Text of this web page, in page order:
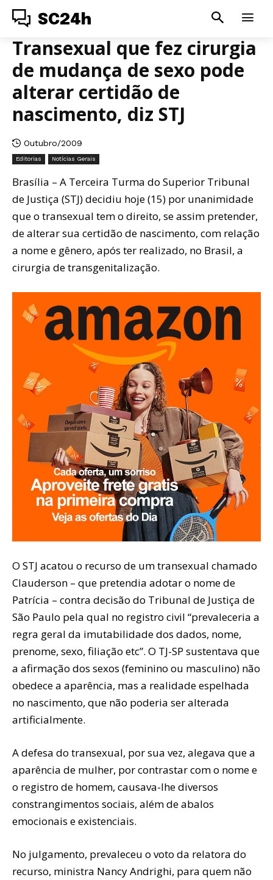
SC24h
Transexual que fez cirurgia
de mudança de sexo pode
alterar certidão de
nascimento, diz STJ
Outubro/2009
Editorias Notícias Gerais
Brasília – A Terceira Turma do Superior Tribunal
de Justiça (STJ) decidiu hoje (15) por unanimidade
que o transexual tem o direito, se assim pretender,
de alterar sua certidão de nascimento, com relação
a nome e gênero, após ter realizado, no Brasil, a
cirurgia de transgenitalização.
O STJ acatou o recurso de um transexual chamado
Clauderson – que pretendia adotar o nome de
Patrícia – contra decisão do Tribunal de Justiça de
São Paulo pela qual no registro civil “prevaleceria a
regra geral da imutabilidade dos dados, nome,
prenome, sexo, filiação etc”. O TJ-SP sustentava que
a afirmação dos sexos (feminino ou masculino) não
obedece a aparência, mas a realidade espelhada
no nascimento, que não poderia ser alterada
artificialmente.
A defesa do transexual, por sua vez, alegava que a
aparência de mulher, por contrastar com o nome e
o registro de homem, causava-lhe diversos
constrangimentos sociais, além de abalos
emocionais e existenciais.
No julgamento, prevaleceu o voto da relatora do
recurso, ministra Nancy Andrighi, para quem não